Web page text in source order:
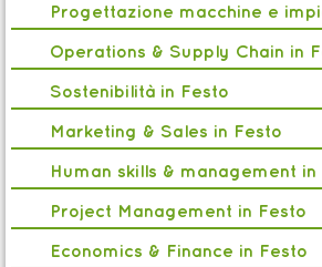
Progettazione macchine e
Operations & Supply Chain in
Sostenibilità in Festo
Marketing & Sales in Festo
Human skills & management in
Project Management in Festo
Economics & Finance in Festo